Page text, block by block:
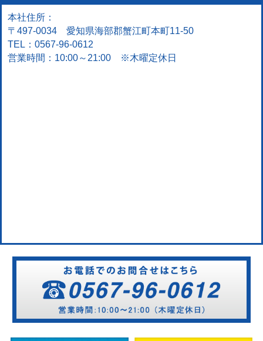
本社住所：
〒497-0034 愛知県海部郡蟹江町本町11-50
TEL：0567-96-0612
営業時間：10:00～21:00 ※木曜定休日